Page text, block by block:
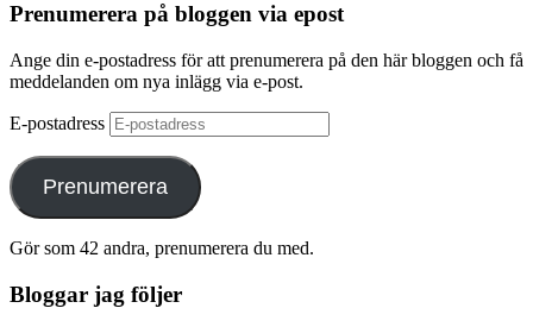
Prenumerera på bloggen via epost
Ange din e-postadress för att prenumerera på den här bloggen och få
meddelanden om nya inlägg via e-post.
E-postadress
Prenumerera
Gör som 42 andra, prenumerera du med.
Bloggar jag följer